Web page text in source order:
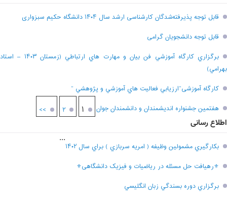
قابل توجه پذیرفته‌شدگان کارشناسی ارشد سال ۱۴۰۴ دانشگاه حکیم سبزواری
قابل توجه دانشجویان گرامی
برگزاري کارگاه آموزشي فن بيان و مهارت هاي ارتباطي (زمستان ۱۴۰۳ – استاد
بهرامي)
کارگاه آموزشی”ارزيابي فعاليت هاي آموزشي و پژوهشي “
هفتمين جشنواره انديشمندان و دانشمندان جوان
۱ ۲ >>
اطلاع رسانی
بکارگيري مشمولين وظيفه ( امريه سربازي ) براي سال ۱۴۰۲
⚜رهیافت حل مسئله در ریاضیات و فیزیک دانشگاهی⚜
برگزاري دوره بسندگي زبان انگليسي
...